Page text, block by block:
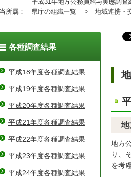
平成31年地方公務員給与実態調査
所属：
県庁の組織一覧 > 地域連携
地
地方
り、
を考
各種調査結果
平成18年度各種調査結果
平成19年度各種調査結果
平成20年度各種調査結果
平成21年度各種調査結果
平成22年度各種調査結果
平成23年度各種調査結果
平成24年度各種調査結果